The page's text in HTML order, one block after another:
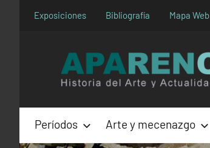
Exposiciones Bibliografía Mapa Web
Períodos Arte y mecenazgo